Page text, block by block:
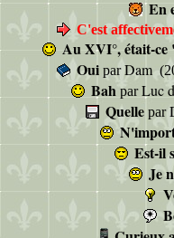
En
C'est
Au XVI°, était-
Oui parDam
Bah parLuc
Quelle par
Est-il
Je